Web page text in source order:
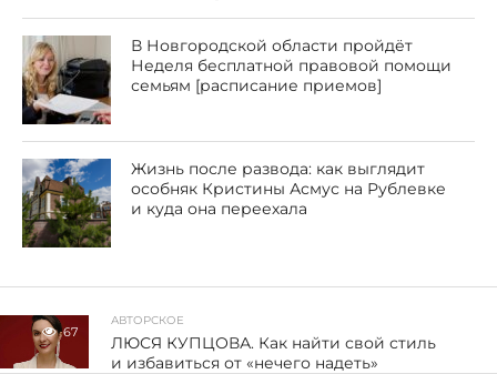
В Новгородской области пройдёт
Неделя бесплатной правовой помощи
семьям [расписание приемов]
Жизнь после развода: как выглядит
особняк Кристины Асмус на Рублевке
и куда она переехала
67
АВТОРСКОЕ
ЛЮСЯ КУПЦОВА. Как найти свой стиль
и избавиться от «нечего надеть»